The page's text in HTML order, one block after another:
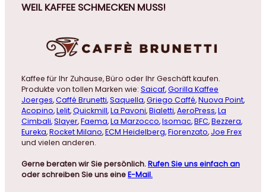
WEIL KAFFEE SCHMECKEN MUSS!
Kaffee für Ihr Zuhause, Büro oder Ihr Geschäft kaufen.
Produkte von tollen Marken wie: Saicaf,Gorilla Kaffee
Joerges,Caffé Brunetti,Saquella,Griego Caffé,Nuova Point,
Acopino,Lelit,Quickmill,La Pavoni,Bialetti,AeroPress,La
Cimbali,Slayer,Faema,La Marzocco,Isomac,BFC,Bezzera,
Eureka,Rocket Milano,ECM Heidelberg,Fiorenzato, Joe Frex
und vielen anderen.
Gerne beraten wir Sie persönlich.Rufen Sie uns einfach an
oder schreiben Sie uns eineE-Mail.